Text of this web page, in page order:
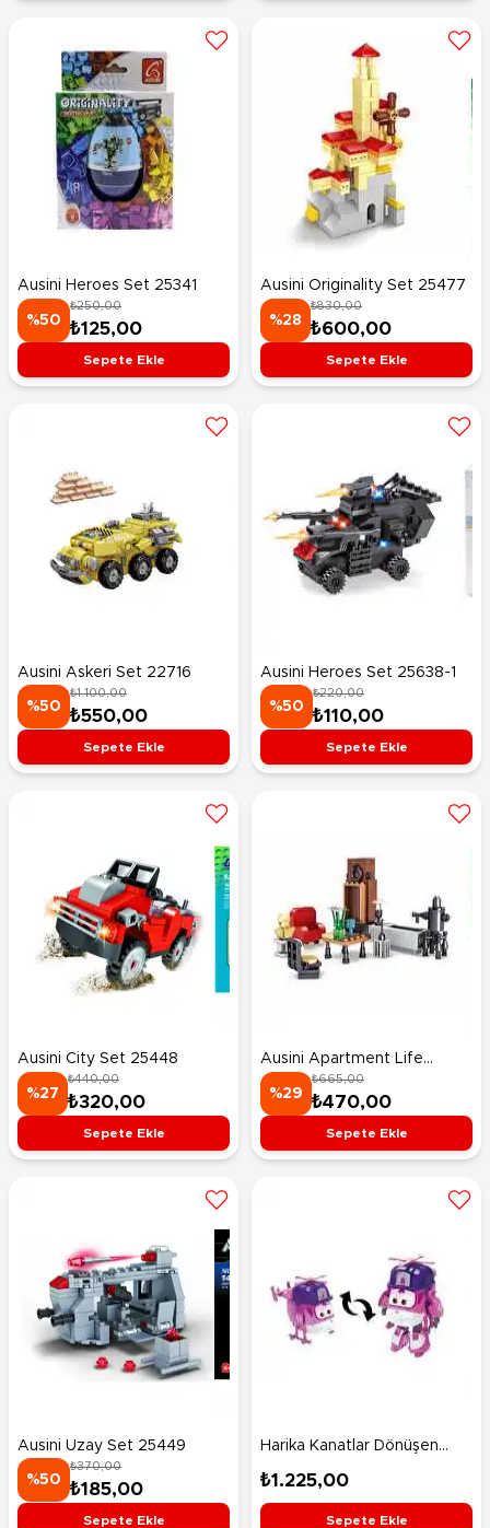
Ausini Heroes Set 25341
%50
₺250,00
₺125,00
Sepete Ekle
Ausini Originality Set 25477
%28
₺830,00
₺600,00
Sepete Ekle
Ausini Askeri Set 22716
%50
₺1.100,00
₺550,00
Sepete Ekle
Ausini Heroes Set 25638-1
%50
₺220,00
₺110,00
Sepete Ekle
Ausini City Set 25448
%27
₺440,00
₺320,00
Sepete Ekle
Ausini Apartment Life
25478
%29
₺665,00
₺470,00
Sepete Ekle
Ausini Uzay Set 25449
%50
₺370,00
₺185,00
Sepete Ekle
Harika Kanatlar Dönüşen
₺1.225,00
Sepete Ekle